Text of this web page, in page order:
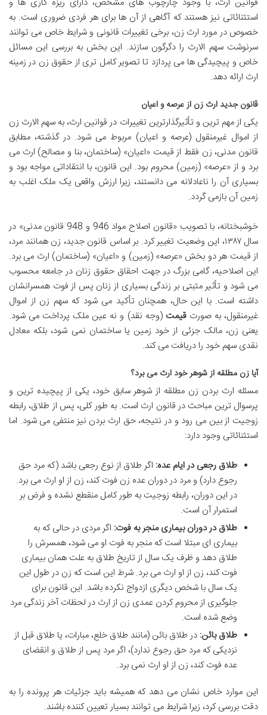
استثنائاتی نیز هستند که آگاهی از آن ها برای هر فردی ضروری است. به
خصوص در مورد ارث زن، برخی تغییرات قانونی و شرایط خاص می توانند
سرنوشت سهم الارث را دگرگون سازند. این بخش به بررسی این مسائل
خاص و پیچیدگی ها می پردازد تا تصویر کامل تری از حقوق زن در زمینه
ارث ارائه دهد.
قانون جدید ارث زن از عرصه و اعیان
یکی از مهم ترین و تأثیرگذارترین تغییرات در قوانین ارث، به سهم الارث زن
از اموال غیرمنقول (عرصه و اعیان) مربوط می شود. در گذشته، مطابق
قانون مدنی، زن فقط از قیمت «اعیان» (ساختمان، بنا و مصالح) ارث می
برد و از «عرصه» (زمین) محروم بود. این قانون، با انتقاداتی مواجه بود و
بسیاری آن را ناعادلانه می دانستند، زیرا ارزش واقعی یک ملک اغلب به
زمین آن بازمی گردد.
خوشبختانه، با تصویب «قانون اصلاح مواد 946 و 948 قانون مدنی» در
سال ۱۳۸۷، این وضعیت تغییر کرد. بر اساس قانون جدید، زن همانند مرد،
از قیمت هر دو بخش «عرصه» (زمین) و «اعیان» (ساختمان) ارث می برد.
این اصلاحیه، گامی بزرگ در جهت احقاق حقوق زنان در جامعه محسوب
می شود و تأثیر مثبتی بر زندگی بسیاری از زنان پس از فوت همسرانشان
داشته است. با این حال، همچنان تأکید می شود که سهم زن از اموال
غیرمنقول، به صورتقیمت (وجه نقد) و نه عین ملک پرداخت می شود.
یعنی زن، مالک جزئی از خود زمین یا ساختمان نمی شود، بلکه معادل
نقدی سهم خود را دریافت می کند.
آیا زن مطلقه از شوهر خود ارث می برد؟
مسئله ارث بردن زن مطلقه از شوهر سابق خود، یکی از پیچیده ترین و
پرسوال ترین مباحث در قانون ارث است. به طور کلی، پس از طلاق، رابطه
زوجیت از بین می رود و در نتیجه، حق ارث بردن نیز منتفی می شود. اما
استثنائاتی وجود دارد:
طلاق رجعی در ایام عده: اگر طلاق از نوع رجعی باشد (که مرد حق
رجوع دارد) و مرد در دوران عده زن فوت کند، زن از او ارث می برد.
در این دوران، رابطه زوجیت به طور کامل منقطع نشده و فرض بر
استمرار آن است.
طلاق در دوران بیماری منجر به فوت: اگر مردی در حالی که به
بیماری ای مبتلا است که منجر به فوت او می شود، همسرش را
طلاق دهد و ظرف یک سال از تاریخ طلاق به علت همان بیماری
فوت کند، زن از او ارث می برد. شرط این است که زن در طول این
یک سال با شخص دیگری ازدواج نکرده باشد. این قانون برای
جلوگیری از محروم کردن عمدی زن از ارث در لحظات آخر زندگی مرد
وضع شده است.
طلاق بائن: در طلاق بائن (مانند طلاق خلع، مبارات، یا طلاق قبل از
نزدیکی که مرد حق رجوع ندارد)، اگر مرد پس از طلاق و انقضای
عده فوت کند، زن از او ارث نمی برد.
این موارد خاص نشان می دهد که همیشه باید جزئیات هر پرونده را به
دقت بررسی کرد، زیرا شرایط می توانند بسیار تعیین کننده باشند.